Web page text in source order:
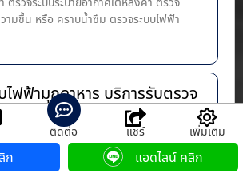
ามชื้น หรือ คราบน้ำซึม ตรวจระบบไฟฟ้า
ไฟฟ้ามุกดาหาร บริการรับตรวจ
กดาหาร โดย Plan A รับตรวจบ้าน.com
น และ คอนโด ขอนแก่น อุดรธานี มหาสารคาม
ทั่วเขตภาคอีสาน รับตรวจบ้าน รับตรวจคอน
ติดต่อ แชร์ เพิ่มเติม
ก แอดไลน์ คลิก